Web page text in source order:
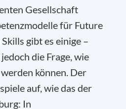
Gesellschaft
für Future
gibt es einige –
die Frage, wie
können. Der
auf, wie das der
In